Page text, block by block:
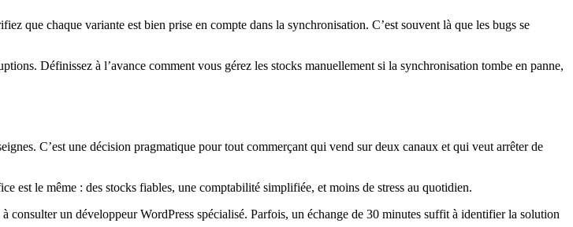
que chaque variante est bien prise en compte dans la synchronisation. C’est souvent là que les bugs se
Définissez à l’avance comment vous gérez les stocks manuellement si la synchronisation tombe en panne,
C’est une décision pragmatique pour tout commerçant qui vend sur deux canaux et qui veut arrêter de
est le même : des stocks fiables, une comptabilité simplifiée, et moins de stress au quotidien.
consulter un développeur WordPress spécialisé. Parfois, un échange de 30 minutes suffit à identifier la solution